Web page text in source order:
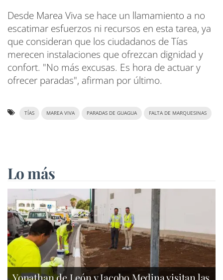
Desde Marea Viva se hace un llamamiento a no
escatimar esfuerzos ni recursos en esta tarea, ya
que consideran que los ciudadanos de Tías
merecen instalaciones que ofrezcan dignidad y
confort. "No más excusas. Es hora de actuar y
ofrecer paradas", afirman por último.
TÍAS MAREA VIVA PARADAS DE GUAGUA FALTA DE MARQUESINAS
Lo más